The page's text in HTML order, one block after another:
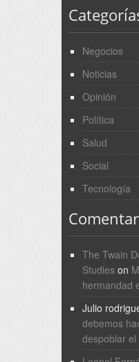
Negocios
Noticias
Opinión
Política
Salud
Social
Tecnología
The Twain
Studieson
hermandad
Julio
debemos
despoblar el